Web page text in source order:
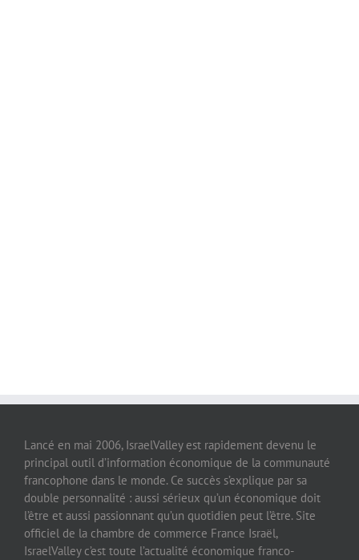
Lancé en mai 2006, IsraelValley est rapidement devenu le
principal outil d’information économique de la communauté
francophone dans le monde. Ce succès s’explique par sa
double personnalité : aussi sérieux qu’un économique doit
l’être et aussi passionnant qu’un quotidien peut l’être. Site
officiel de la chambre de commerce France Israël,
IsraelValley c’est toute l’actualité économique franco-